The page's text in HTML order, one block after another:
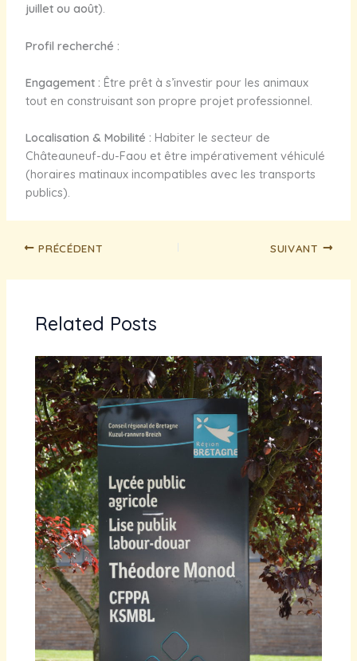
juillet ou août).
Profil recherché :
Engagement : Être prêt à s’investir pour les animaux
tout en construisant son propre projet professionnel.
Localisation & Mobilité : Habiter le secteur de
Châteauneuf-du-Faou et être impérativement véhiculé
(horaires matinaux incompatibles avec les transports
publics).
PRÉCÉDENT SUIVANT
Related Posts